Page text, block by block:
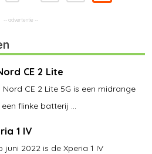
CE 2 Lite
Nord CE 2 Lite 5G is een midrange
flinke batterij ...
1 IV
juni 2022 is de Xperia 1 IV